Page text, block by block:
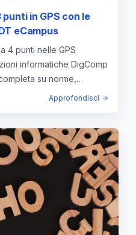
in GPS con le
eCampus
4 punti nelle GPS
informatiche DigComp
su norme,
Approfondisci